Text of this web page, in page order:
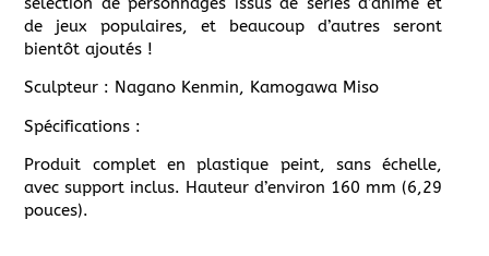
de jeux populaires, et beaucoup d’autres seront
bientôt ajoutés !
Sculpteur : Nagano Kenmin, Kamogawa Miso
Spécifications :
Produit complet en plastique peint, sans échelle,
avec support inclus. Hauteur d’environ 160 mm (6,29
pouces).